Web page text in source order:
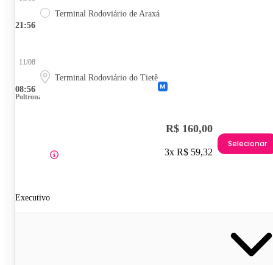
21:56
Terminal Rodoviário de Araxá
08:56
11/08
Terminal Rodoviário do Tietê
Poltrona
Executivo
R$ 160,00
3x R$ 59,32
Selecionar